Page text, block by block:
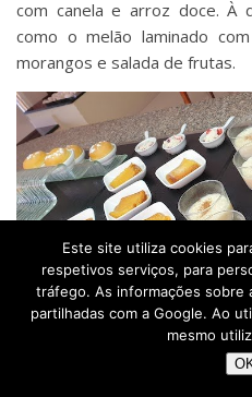
com canela e arroz doce. À
como o melão laminado
morangos e salada de frutas.
Brunch do Vila Galé
Este site utiliza cookies
respetivos serviços, para
tráfego. As informações sobre
partilhadas com a Google. Ao
mesmo